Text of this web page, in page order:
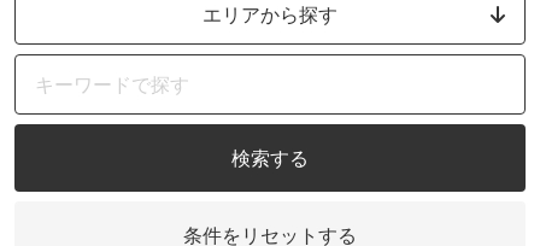
エリアから探す
検索する
条件をリセットする